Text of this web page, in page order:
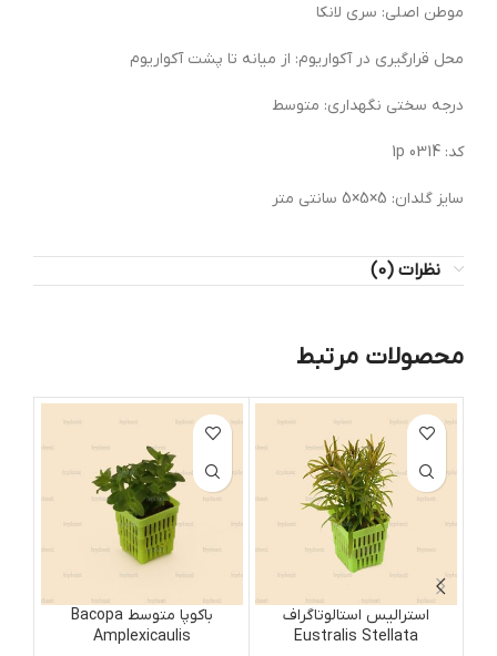
موطن اصلی: سری لانکا
محل قرارگیری در آکواریوم: از میانه تا پشت آکواریوم
درجه سختی نگهداری: متوسط
کد: 0314 1p
سایز گلدان: 5×5×5 سانتی متر
نظرات (0)
محصولات مرتبط
استرالیس استالوتاگراف
Eustralis Stellata
باکوپا متوسط Bacopa
Amplexicaulis